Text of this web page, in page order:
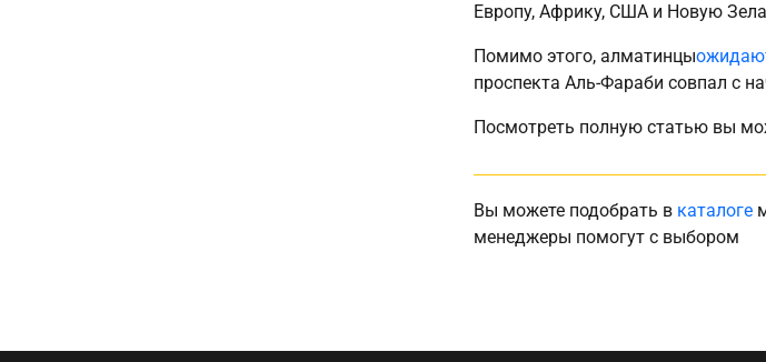
Европу, Африку, США и Новую
Помимо этого, алматинцы
проспекта Аль-Фараби совпал с
Посмотреть полную статью вы
Вы можете подобрать в каталоге
менеджеры помогут с выбором